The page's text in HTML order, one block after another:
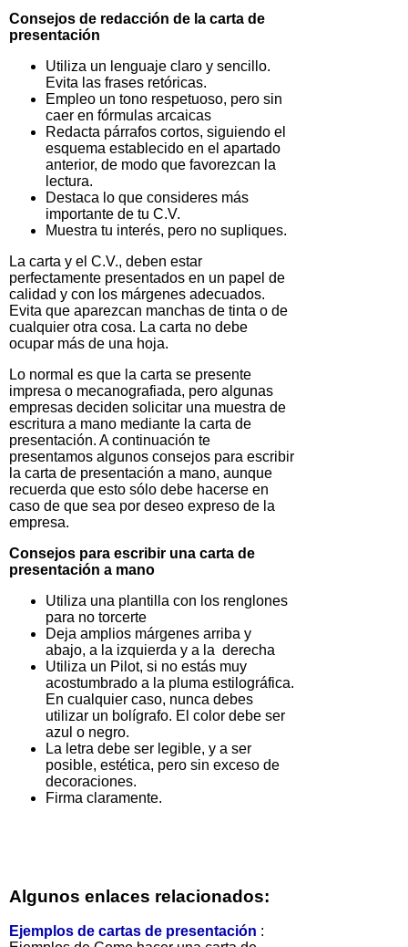
Consejos de redacción de la carta de
presentación
Utiliza un lenguaje claro y sencillo.
Evita las frases retóricas.
Empleo un tono respetuoso, pero sin
caer en fórmulas arcaicas
Redacta párrafos cortos, siguiendo el
esquema establecido en el apartado
anterior, de modo que favorezcan la
lectura.
Destaca lo que consideres más
importante de tu C.V.
Muestra tu interés, pero no supliques.
La carta y el C.V., deben estar
perfectamente presentados en un papel de
calidad y con los márgenes adecuados.
Evita que aparezcan manchas de tinta o de
cualquier otra cosa. La carta no debe
ocupar más de una hoja.
Lo normal es que la carta se presente
impresa o mecanografiada, pero algunas
empresas deciden solicitar una muestra de
escritura a mano mediante la carta de
presentación. A continuación te
presentamos algunos consejos para escribir
la carta de presentación a mano, aunque
recuerda que esto sólo debe hacerse en
caso de que sea por deseo expreso de la
empresa.
Consejos para escribir una carta de
presentación a mano
Utiliza una plantilla con los renglones
para no torcerte
Deja amplios márgenes arriba y
abajo, a la izquierda y a la derecha
Utiliza un Pilot, si no estás muy
acostumbrado a la pluma estilográfica.
En cualquier caso, nunca debes
utilizar un bolígrafo. El color debe ser
azul o negro.
La letra debe ser legible, y a ser
posible, estética, pero sin exceso de
decoraciones.
Firma claramente.
Algunos enlaces relacionados:
Ejemplos de cartas de presentación :